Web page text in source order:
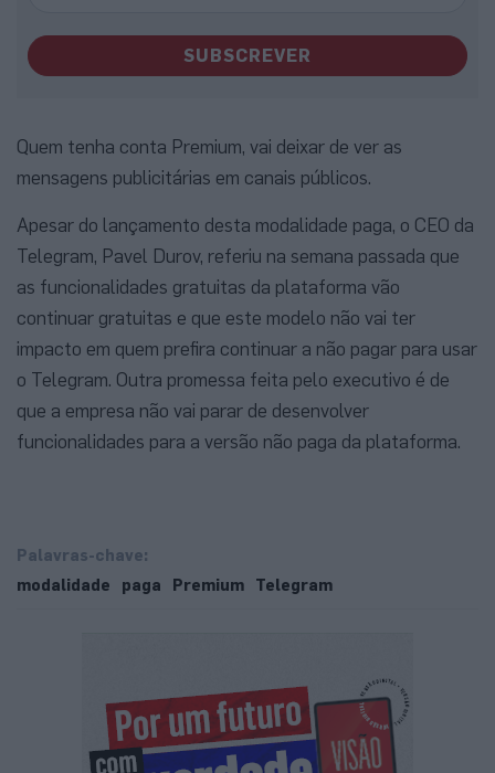
SUBSCREVER
Quem tenha conta Premium, vai deixar de ver as
mensagens publicitárias em canais públicos.
Apesar do lançamento desta modalidade paga, o CEO da
Telegram, Pavel Durov, referiu na semana passada que
as funcionalidades gratuitas da plataforma vão
continuar gratuitas e que este modelo não vai ter
impacto em quem prefira continuar a não pagar para usar
o Telegram. Outra promessa feita pelo executivo é de
que a empresa não vai parar de desenvolver
funcionalidades para a versão não paga da plataforma.
Palavras-chave:
modalidade
paga Premium Telegram